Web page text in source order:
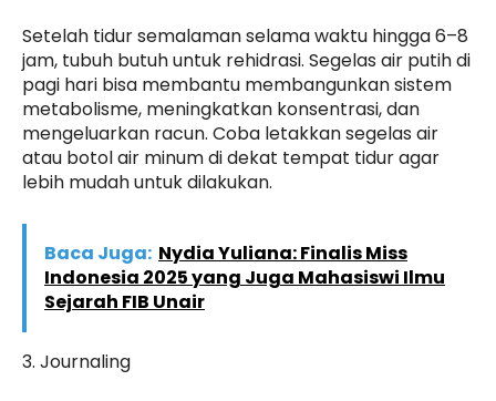
Setelah tidur semalaman selama waktu hingga 6–8
jam, tubuh butuh untuk rehidrasi. Segelas air putih di
pagi hari bisa membantu membangunkan sistem
metabolisme, meningkatkan konsentrasi, dan
mengeluarkan racun. Coba letakkan segelas air
atau botol air minum di dekat tempat tidur agar
lebih mudah untuk dilakukan.
Baca Juga: Nydia Yuliana: Finalis Miss
Indonesia 2025 yang Juga Mahasiswi Ilmu
Sejarah FIB Unair
3. Journaling